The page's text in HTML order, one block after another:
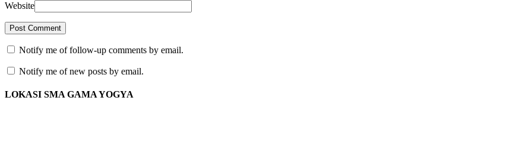
Website
Notify me of follow-up comments by email.
Notify me of new posts by email.
LOKASI SMA GAMA YOGYA